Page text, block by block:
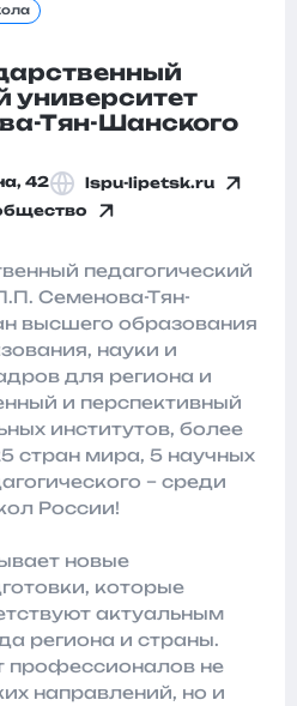
университет
Тян-Шанского
42
lspu-lipetsk.ru
педагогический
Семенова-Тян-
высшего образования
науки и
для региона и
и перспективный
институтов, более
стран мира, 5 научных
– среди
России!
новые
которые
актуальным
региона и страны.
профессионалов не
направлений, но и